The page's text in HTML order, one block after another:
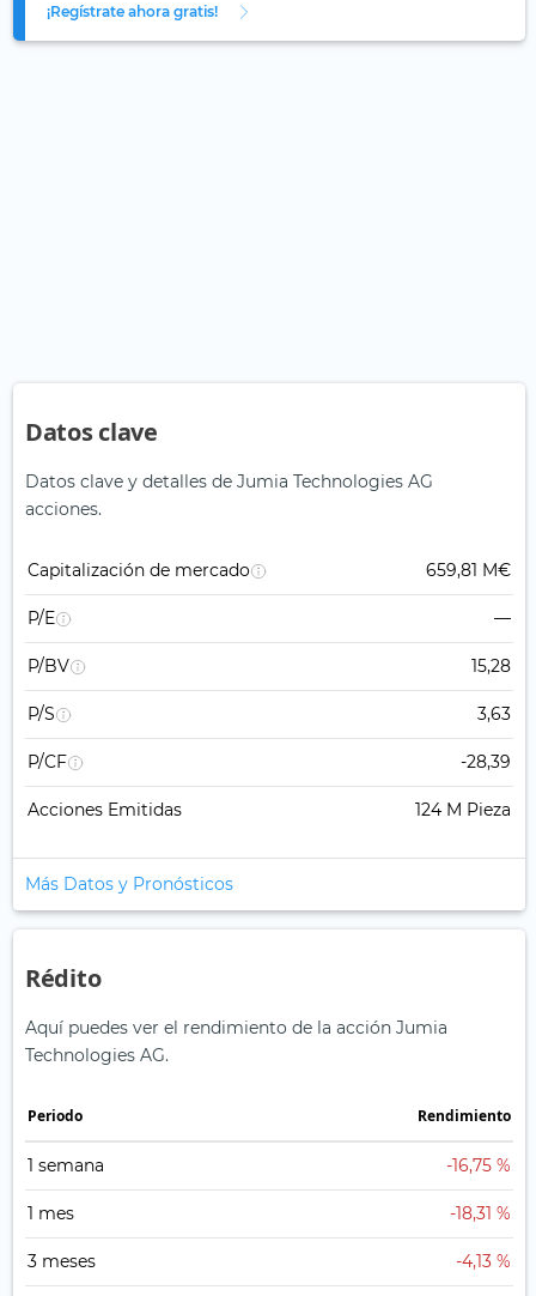
¡Regístrate ahora gratis!
Datos clave
Datos clave y detalles de Jumia Technologies AG
acciones.
Capitalización de mercado 659,81 M€
P/E —
P/BV 15,28
P/S 3,63
P/CF -28,39
Acciones Emitidas 124 M Pieza
Más Datos y Pronósticos
Rédito
Aquí puedes ver el rendimiento de la acción Jumia
Technologies AG.
Periodo Rendimiento
1 semana -16,75 %
1 mes -18,31 %
3 meses -4,13 %